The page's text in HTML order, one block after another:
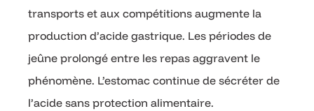
transports et aux compétitions augmente la
production d’acide gastrique. Les périodes de
jeûne prolongé entre les repas aggravent le
phénomène. L’estomac continue de sécréter de
l’acide sans protection alimentaire.